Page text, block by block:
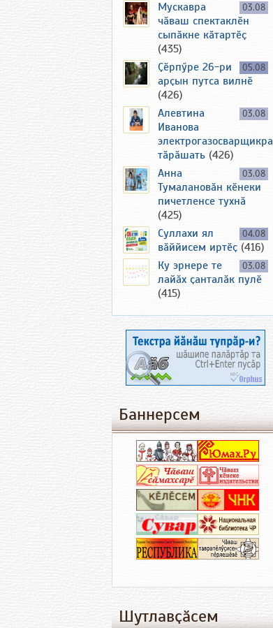
03.08
Мускавра
чӑваш спектаклӗн
сыпӑкне кӑтартӗҫ
(435)
05.08
Ҫӗрпӳре 26-ри
арҫын путса вилнӗ
(426)
03.08
Алевтина
Иванова
электрогазосварщикра
тӑрӑшать (426)
03.08
Анна
Тумалановӑн кӗнеки
пичетленсе тухнӑ
(425)
04.08
Суллахи ял
вӑййисем иртӗҫ (416)
03.08
Ку эрнере те
лайӑх ҫанталӑк пулӗ
(415)
Баннерсем
Шутлавҫӑсем